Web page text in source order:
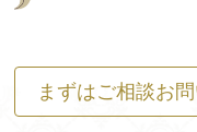
まずはご相談お